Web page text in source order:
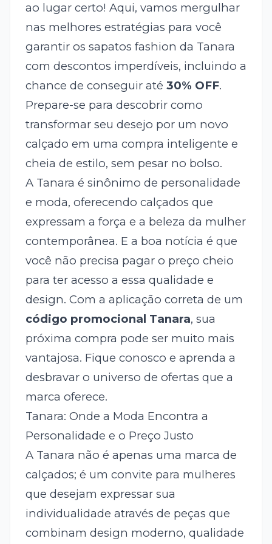
ao lugar certo! Aqui, vamos mergulhar
nas melhores estratégias para você
garantir os sapatos fashion da Tanara
com descontos imperdíveis, incluindo a
chance de conseguir até 30% OFF.
Prepare-se para descobrir como
transformar seu desejo por um novo
calçado em uma compra inteligente e
cheia de estilo, sem pesar no bolso.
A Tanara é sinônimo de personalidade
e moda, oferecendo calçados que
expressam a força e a beleza da mulher
contemporânea. E a boa notícia é que
você não precisa pagar o preço cheio
para ter acesso a essa qualidade e
design. Com a aplicação correta de um
código promocional Tanara, sua
próxima compra pode ser muito mais
vantajosa. Fique conosco e aprenda a
desbravar o universo de ofertas que a
marca oferece.
Tanara: Onde a Moda Encontra a
Personalidade e o Preço Justo
A Tanara não é apenas uma marca de
calçados; é um convite para mulheres
que desejam expressar sua
individualidade através de peças que
combinam design moderno, qualidade